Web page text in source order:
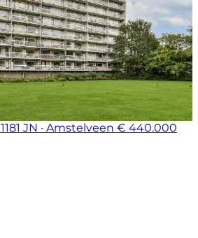
1181 JN · Amstelveen € 440.000